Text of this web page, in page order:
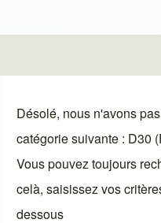
Désolé, nous n'avons
catégorie suivante : D30
Vous pouvez toujours
celà, saisissez vos
dessous